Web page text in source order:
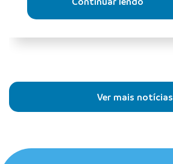
Ver mais notícias